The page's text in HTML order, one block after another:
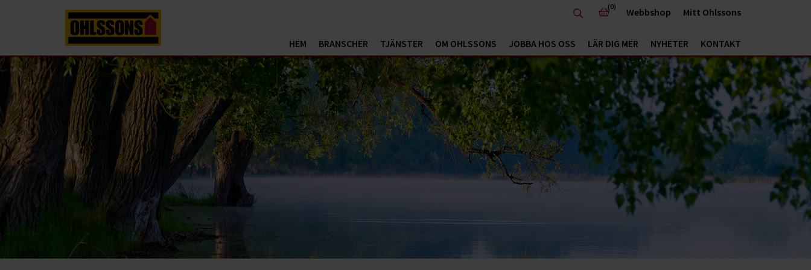
HEM BRANSCHER TJÄNSTER OM OHLSSONS JOBBA HOS OSS LÄR DIG MER NYHETER KONTAKT
(0) Webbshop Mitt Ohlssons